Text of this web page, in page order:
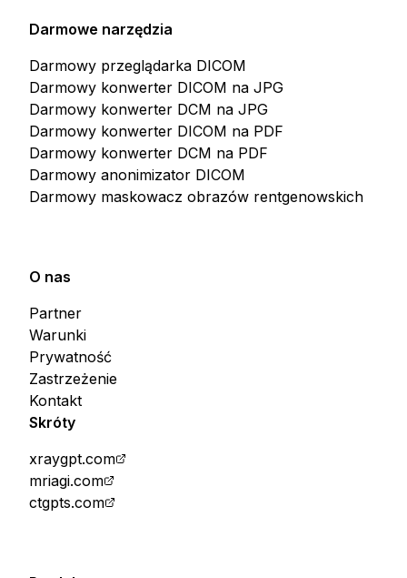
Darmowe narzędzia
Darmowy przeglądarka DICOM
Darmowy konwerter DICOM na JPG
Darmowy konwerter DCM na JPG
Darmowy konwerter DICOM na PDF
Darmowy konwerter DCM na PDF
Darmowy anonimizator DICOM
Darmowy maskowacz obrazów rentgenowskich
O nas
Partner
Warunki
Prywatność
Zastrzeżenie
Kontakt
Skróty
xraygpt.com
mriagi.com
ctgpts.com